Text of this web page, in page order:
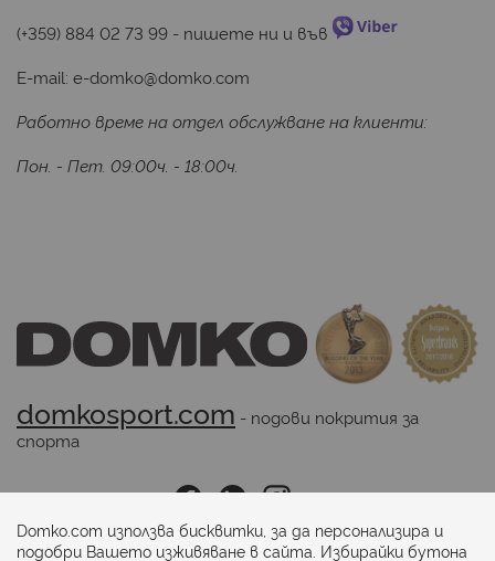
(+359) 884 02 73 99 - пишете ни и във
E-mail: e-domko@domko.com
Работно време на отдел обслужване на клиенти:
Пон. - Пет. 09:00ч. - 18:00ч.
domkosport.com - подови покрития за
спорта
Последвайте ни:
Domko.com използва бисквитки, за да персонализира и
подобри Вашето изживяване в сайта. Избирайки бутона